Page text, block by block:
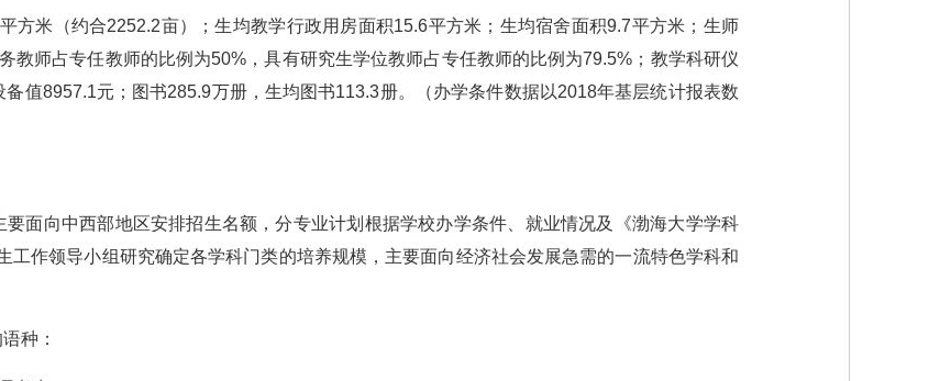
方米（约合2252.2亩）；生均教学行政用房面积15.6平方米；生均宿舍面积9.7平方米；生师
教师占专任教师的比例为50%，具有研究生学位教师占专任教师的比例为79.5%；教学科研仪
值8957.1元；图书285.9万册，生均图书113.3册。（办学条件数据以2018年基层统计报表数
面向中西部地区安排招生名额，分专业计划根据学校办学条件、就业情况及《渤海大学学科
工作领导小组研究确定各学科门类的培养规模，主要面向经济社会发展急需的一流特色学科和
种：